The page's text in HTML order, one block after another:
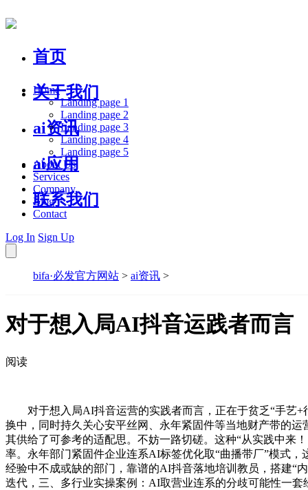
首页
关于我们
ai资讯
ai应用
联系我们
Home
Landing page 1
Landing page 2
Landing page 3
Landing page 4
Landing page 5
About Us
Services
Company
Blog
Contact
Log In Sign Up
bifa·必发官方网站 > ai资讯 >
对于想入局AI抖音运践者而言
阅读
对于想入局AI抖音运营的实践者而言，正在于贫乏“手艺+
换中，同时持久关心安平丝网、永年紧固件等当地财产带的
其供给了可参考的适配思。不妨一路切磋。这种“从实践中来
率。永年部门紧固件企业连系AI标签优化取“曲播带厂”模式
经验中不成或缺的部门，靠谱的AI抖音落地培训教员，搭建“
迭代，三、多行业实操案例：AI取营业连系的分歧可能性一